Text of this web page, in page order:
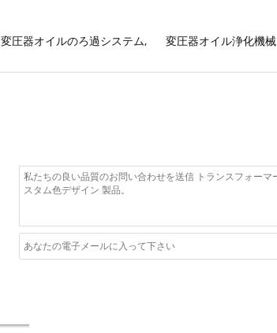
変圧器オイルのろ過システム, 変圧器オイル浄化機械